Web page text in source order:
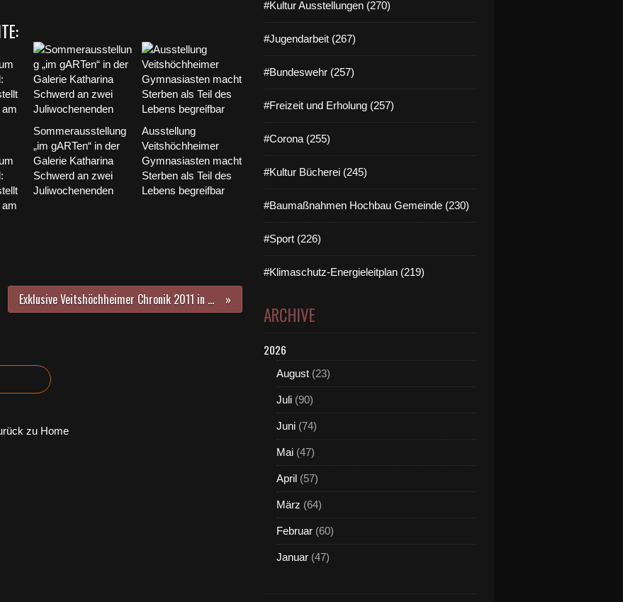
am
Sommerausstellung
„im gARTen“ in der
Galerie Katharina
Schwerd an zwei
Juliwochenenden
Ausstellung
Veitshöchheimer
Gymnasiasten macht
Sterben als Teil des
Lebens begreifbar
Exklusive Veitshöchheimer Chronik 2011 in Druck - 420 Fotos und zahlreiche Grafiken auf 65 Seiten
zu Home
#Kultur Ausstellungen (270)
#Jugendarbeit (267)
#Bundeswehr (257)
#Freizeit und Erholung (257)
#Corona (255)
#Kultur Bücherei (245)
#Baumaßnahmen Hochbau Gemeinde (230)
#Sport (226)
#Klimaschutz-Energieleitplan (219)
ARCHIVE
2026
August (23)
Juli (90)
Juni (74)
Mai (47)
April (57)
März (64)
Februar (60)
Januar (47)